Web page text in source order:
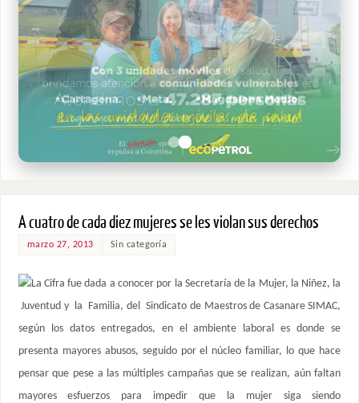
A cuatro de cada diez mujeres se les violan sus derechos
marzo 27, 2013 Sin categoría
La Cifra fue dada a conocer por la Secretaría de la Mujer, la Niñez, la
Juventud y la Familia, del Sindicato de Maestros de Casanare SIMAC,
según los datos entregados, en el ambiente laboral es donde se
presenta mayores abusos, seguido por el núcleo familiar, lo que hace
pensar que pese a las múltiples campañas que se realizan, aún faltan
mayores esfuerzos para impedir que la mujer siga siendo